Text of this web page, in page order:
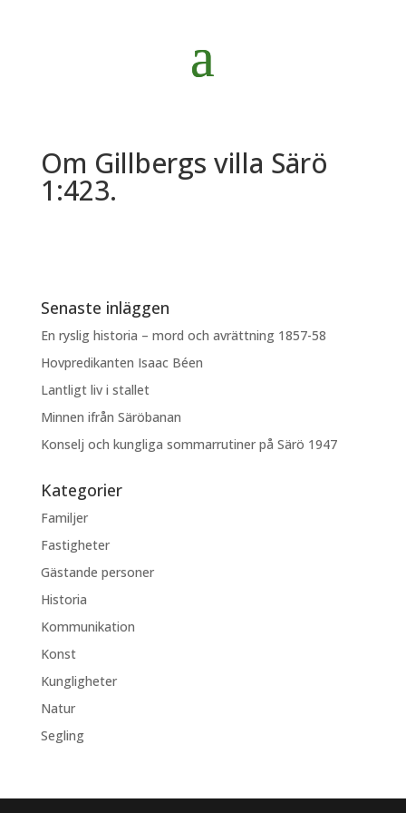
Om Gillbergs villa Särö
1:423.
Senaste inläggen
En ryslig historia – mord och avrättning 1857-58
Hovpredikanten Isaac Béen
Lantligt liv i stallet
Minnen ifrån Säröbanan
Konselj och kungliga sommarrutiner på Särö 1947
Kategorier
Familjer
Fastigheter
Gästande personer
Historia
Kommunikation
Konst
Kungligheter
Natur
Segling